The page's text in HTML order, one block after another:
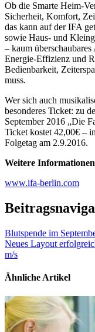
Ob die Smarte Heim-
Sicherheit, Komfort,
das kann auf der IFA
sowie Haus- und
– kaum
Energie-Effizienz und
Bedienbarkeit,
muss.
Wer sich auch
besonderes Ticket: zu
September 2016 „Die
Ticket kostet 42,00€ –
Folgetag am 2.9.2016.
Weitere Informationen
www.ifa-berlin.com
Blutspende im
Neues Layout
m/s
Ähnliche Artikel